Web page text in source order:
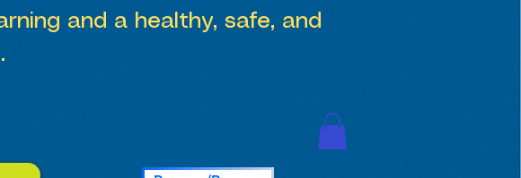
and a healthy, safe, and